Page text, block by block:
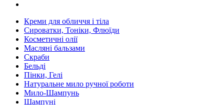
Креми для обличчя і тіла
Сироватки, Тоніки, Флюїди
Косметичні олії
Масляні бальзами
Скраби
Бельді
Пінки, Гелі
Натуральне мило ручної роботи
Мило-Шампунь
Шампуні